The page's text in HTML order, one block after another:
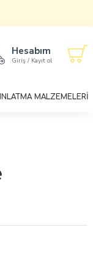
Hesabım
Giriş / Kayıt ol
MALZEMELERİ